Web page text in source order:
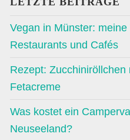
Vegan in Münster: meine
Restaurants und Cafés
Rezept: Zucchiniröllchen
Fetacreme
Was kostet ein
Neuseeland?